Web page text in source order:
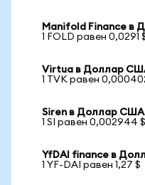
Manifold Finance в
1 FOLD равен 0,0291
Virtua в Доллар
1 TVK равен
Siren в Доллар США
1 SI равен 0,002944 $
YfDAI finance в
1 YF-DAI равен 1,27 $